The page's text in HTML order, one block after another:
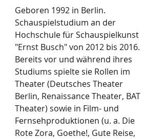
Geboren 1992 in Berlin.
Schauspielstudium an der
Hochschule für Schauspielkunst
"Ernst Busch" von 2012 bis 2016.
Bereits vor und während ihres
Studiums spielte sie Rollen im
Theater (Deutsches Theater
Berlin, Renaissance Theater, BAT
Theater) sowie in Film- und
Fernsehproduktionen (u. a. Die
Rote Zora, Goethe!, Gute Reise,